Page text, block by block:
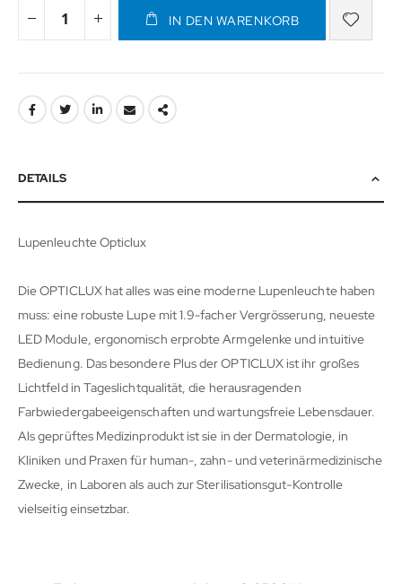
IN DEN WARENKORB
DETAILS
Lupenleuchte Opticlux
Die OPTICLUX hat alles was eine moderne Lupenleuchte haben
muss: eine robuste Lupe mit 1.9-facher Vergrösserung, neueste
LED Module, ergonomisch erprobte Armgelenke und intuitive
Bedienung. Das besondere Plus der OPTICLUX ist ihr großes
Lichtfeld in Tageslichtqualität, die herausragenden
Farbwiedergabeeigenschaften und wartungsfreie Lebensdauer.
Als geprüftes Medizinprodukt ist sie in der Dermatologie, in
Kliniken und Praxen für human-, zahn- und veterinärmedizinische
Zwecke, in Laboren als auch zur Sterilisationsgut-Kontrolle
vielseitig einsetzbar.